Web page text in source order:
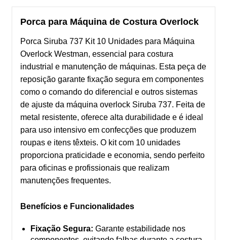
Porca para Máquina de Costura Overlock
Porca Siruba 737 Kit 10 Unidades para Máquina
Overlock Westman, essencial para costura
industrial e manutenção de máquinas. Esta peça de
reposição garante fixação segura em componentes
como o comando do diferencial e outros sistemas
de ajuste da máquina overlock Siruba 737. Feita de
metal resistente, oferece alta durabilidade e é ideal
para uso intensivo em confecções que produzem
roupas e itens têxteis. O kit com 10 unidades
proporciona praticidade e economia, sendo perfeito
para oficinas e profissionais que realizam
manutenções frequentes.
Benefícios e Funcionalidades
Fixação Segura: Garante estabilidade nos